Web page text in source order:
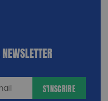
S'INSCRIRE